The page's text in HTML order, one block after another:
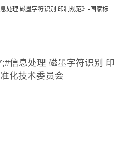
处理 磁墨字符识别 印制规范》-国家标
信息处理 磁墨字符识别 印
化技术委员会